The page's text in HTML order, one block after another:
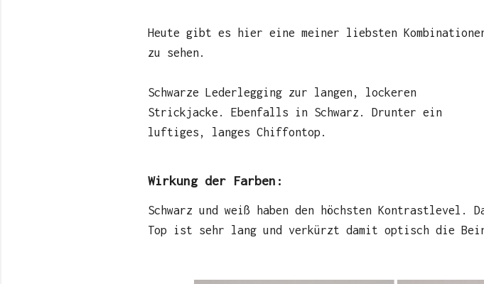
Heute gibt es hier eine meiner liebsten
zu sehen.
Schwarze Lederlegging zur langen, lockeren
Strickjacke. Ebenfalls in Schwarz. Drunter ein
luftiges, langes Chiffontop.
Wirkung der Farben:
Schwarz und weiß haben den höchsten
Top ist sehr lang und verkürzt damit optisch die